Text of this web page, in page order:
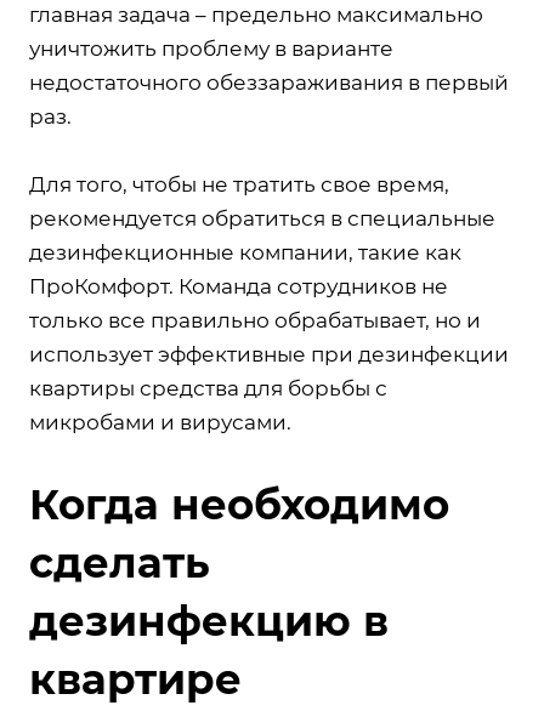
главная задача – предельно максимально
уничтожить проблему в варианте
недостаточного обеззараживания в первый
раз.
Для того, чтобы не тратить свое время,
рекомендуется обратиться в специальные
дезинфекционные компании, такие как
ПроКомфорт. Команда сотрудников не
только все правильно обрабатывает, но и
использует эффективные при дезинфекции
квартиры средства для борьбы с
микробами и вирусами.
Когда необходимо
сделать
дезинфекцию в
квартире